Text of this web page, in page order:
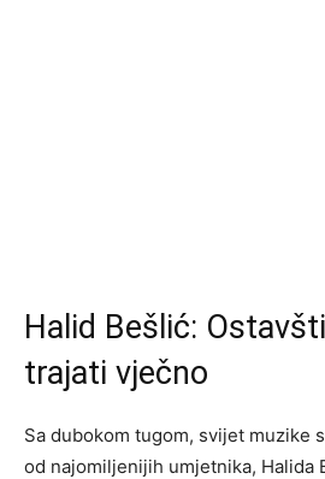
Halid Bešlić:
trajati vječno
Sa dubokom tugom, svijet muzike
od najomiljenijih umjetnika, Halida